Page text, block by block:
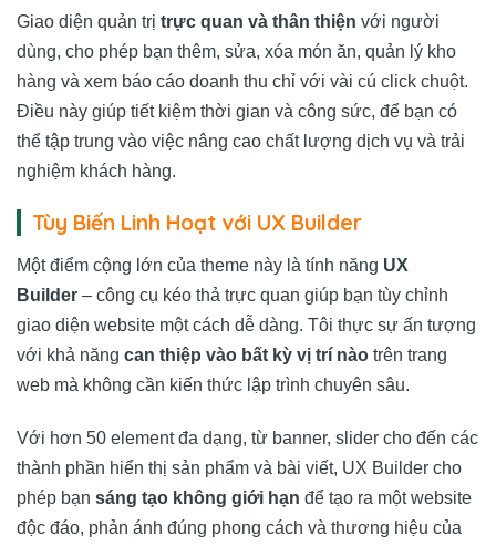
Giao diện quản trị trực quan và thân thiện với người
dùng, cho phép bạn thêm, sửa, xóa món ăn, quản lý kho
hàng và xem báo cáo doanh thu chỉ với vài cú click chuột.
Điều này giúp tiết kiệm thời gian và công sức, để bạn có
thể tập trung vào việc nâng cao chất lượng dịch vụ và trải
nghiệm khách hàng.
Tùy Biến Linh Hoạt với UX Builder
Một điểm cộng lớn của theme này là tính năng UX
Builder – công cụ kéo thả trực quan giúp bạn tùy chỉnh
giao diện website một cách dễ dàng. Tôi thực sự ấn tượng
với khả năng can thiệp vào bất kỳ vị trí nào trên trang
web mà không cần kiến thức lập trình chuyên sâu.
Với hơn 50 element đa dạng, từ banner, slider cho đến các
thành phần hiển thị sản phẩm và bài viết, UX Builder cho
phép bạn sáng tạo không giới hạn để tạo ra một website
độc đáo, phản ánh đúng phong cách và thương hiệu của